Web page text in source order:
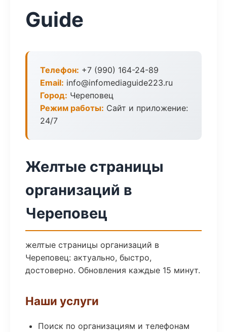
Guide
Телефон: +7 (990) 164-24-89
Email: info@infomediaguide223.ru
Город: Череповец
Режим работы: Сайт и приложение:
24/7
Желтые страницы
организаций в
Череповец
желтые страницы организаций в
Череповец: актуально, быстро,
достоверно. Обновления каждые 15 минут.
Наши услуги
Поиск по организациям и телефонам